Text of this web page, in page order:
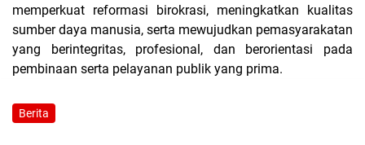
memperkuat reformasi birokrasi, meningkatkan kualitas
sumber daya manusia, serta mewujudkan pemasyarakatan
yang berintegritas, profesional, dan berorientasi pada
pembinaan serta pelayanan publik yang prima.
Berita